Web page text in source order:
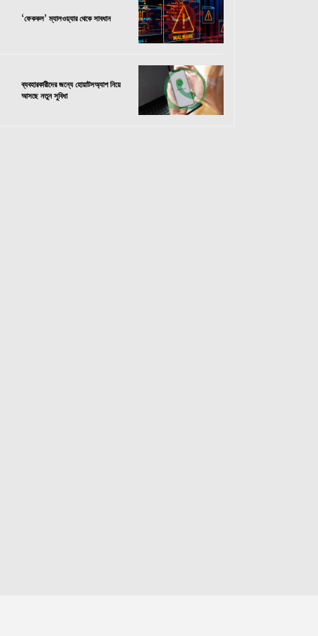
‘ফেককল’ ম্যালওয়্যার থেকে সাবধান
ব্যবহারকারীদের জন্যে হোয়াটসঅ্যাপ নিয়ে
আসছে নতুন সুবিধা